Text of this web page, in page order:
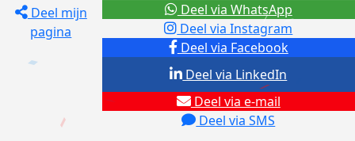
Deel mijn
pagina
Deel via Facebook
Deel via Instagram
Deel via e-mail
Deel via SMS
Deel via LinkedIn
Deel via WhatsApp